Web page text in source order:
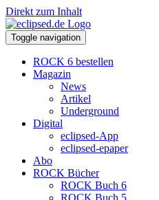
Direkt zum Inhalt
Toggle navigation
ROCK 6 bestellen
Magazin
News
Artikel
Underground
Digital
eclipsed-App
eclipsed-epaper
Abo
ROCK Bücher
ROCK Buch 6
ROCK Buch 5